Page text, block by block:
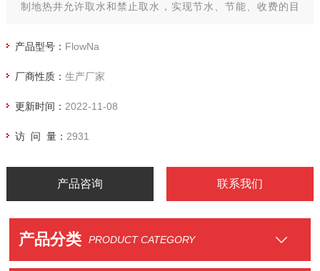
制地热井允许取水和禁止取水，实现节水、节能、收费的目
产品型号： FlowNa
厂商性质： 生产厂家
更新时间： 2022-11-08
访 问 量： 2931
产品咨询 联系我们
产品分类 PRODUCT CATEGORY